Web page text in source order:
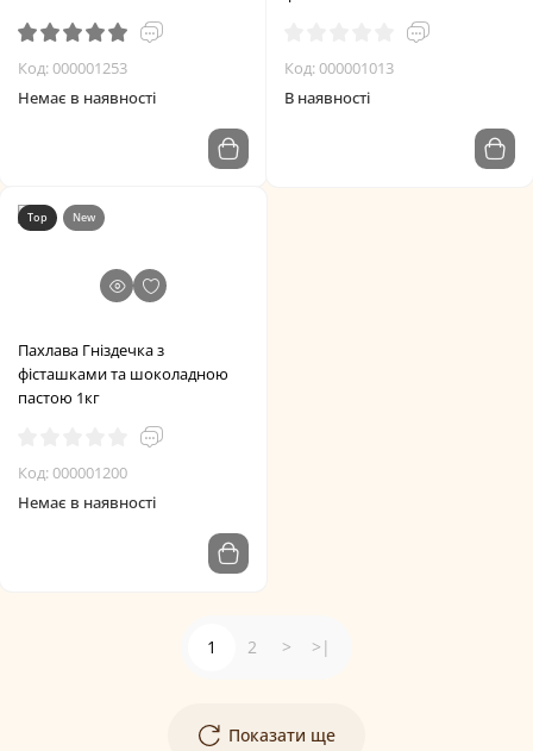
Код: 000001253
Немає в наявності
Код: 000001013
В наявності
Top New
Пахлава Гніздечка з
фісташками та шоколадною
пастою 1кг
Код: 000001200
Немає в наявності
Показати ще
1 2 > >|